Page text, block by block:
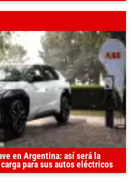
en Argentina: así será la
para sus autos eléctricos